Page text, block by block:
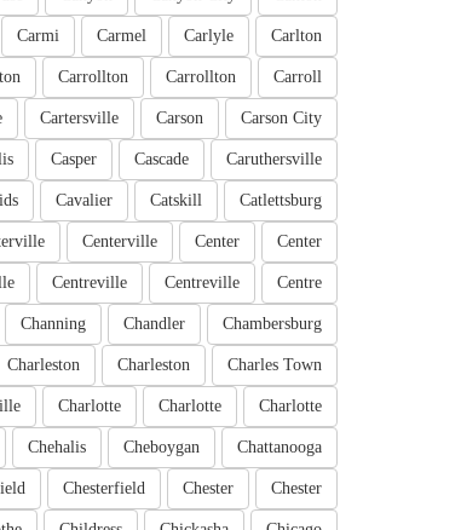
Carlton
Carlyle
Carmel
Carmi
Carroll
Carrollton
Carrollton
Carson City
Carson
Cartersville
Caruthersville
Cascade
Casper
Catlettsburg
Catskill
Cavalier
Center
Center
Centerville
Centre
Centreville
Centreville
Chambersburg
Chandler
Channing
Charles Town
Charleston
Charleston
Charlotte
Charlotte
Charlotte
Chattanooga
Cheboygan
Chehalis
Chester
Chester
Chesterfield